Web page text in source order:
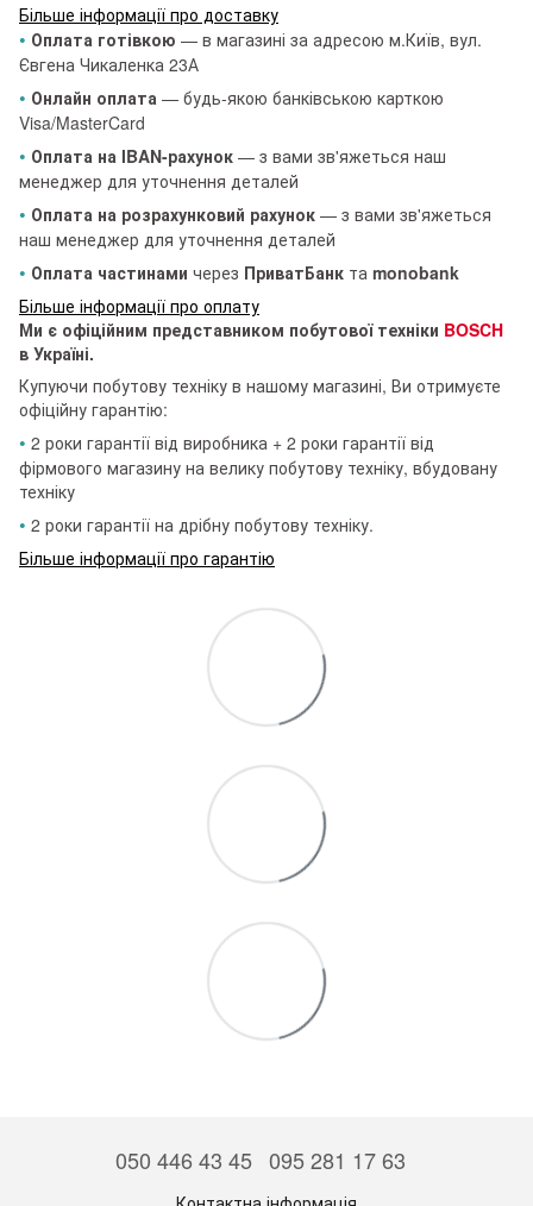
Більше інформації про доставку
• Оплата готівкою — в магазині за адресою м.Київ, вул.
Євгена Чикаленка 23А
• Онлайн оплата — будь-якою банківською карткою
Visa/MasterCard
• Оплата на IBAN-рахунок — з вами зв'яжеться наш
менеджер для уточнення деталей
• Оплата на розрахунковий рахунок — з вами зв'яжеться
наш менеджер для уточнення деталей
• Оплата частинами через ПриватБанк та monobank
Більше інформації про оплату
Ми є офіційним представником побутової техніки BOSCH
в Україні.
Купуючи побутову техніку в нашому магазині, Ви отримуєте
офіційну гарантію:
• 2 роки гарантії від виробника + 2 роки гарантії від
фірмового магазину на велику побутову техніку, вбудовану
техніку
• 2 роки гарантії на дрібну побутову техніку.
Більше інформації про гарантію
050 446 43 45 095 281 17 63